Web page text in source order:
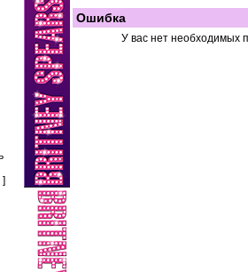
]
Ошибка
У вас нет необходимых